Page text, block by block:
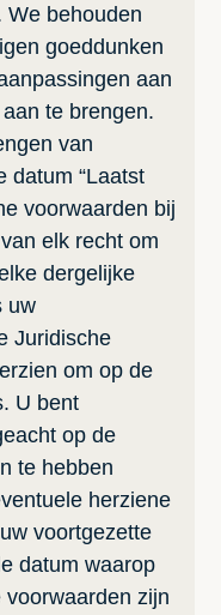
We behouden
goeddunken
aan
te brengen.
van
datum “Laatst
voorwaarden bij
elk recht om
dergelijke
uw
Juridische
om op de
U bent
op de
te hebben
herziene
voortgezette
datum waarop
zijn